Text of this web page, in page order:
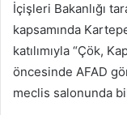
İçişleri Bakanlığı
kapsamında
katılımıyla “Çök,
öncesinde AFAD
meclis salonunda